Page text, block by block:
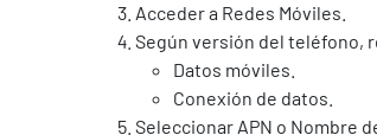
Acceder a Redes Móviles.
Según versión del teléfono,
Datos móviles.
Conexión de datos.
Seleccionar APN o Nombre